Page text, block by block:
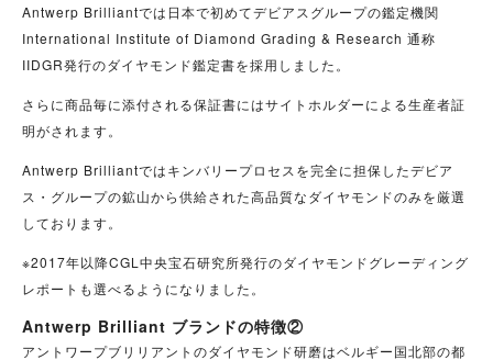
Antwerp Brilliantでは日本で初めてデビアスグループの鑑定機関
International Institute of Diamond Grading & Research 通称
IIDGR発行のダイヤモンド鑑定書を採用しました。
さらに商品毎に添付される保証書にはサイトホルダーによる生産者証
明がされます。
Antwerp Brilliantではキンバリープロセスを完全に担保したデビア
ス・グループの鉱山から供給された高品質なダイヤモンドのみを厳選
しております。
※2017年以降CGL中央宝石研究所発行のダイヤモンドグレーディング
レポートも選べるようになりました。
Antwerp Brilliant ブランドの特徴②
アントワープブリリアントのダイヤモンド研磨はベルギー国北部の都